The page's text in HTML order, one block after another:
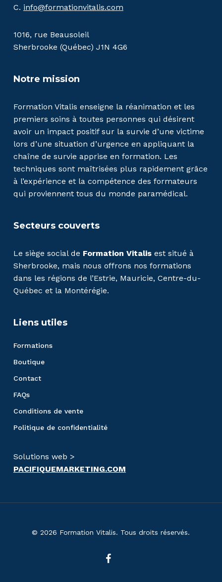
C. info@formationvitalis.com
1016, rue Beausoleil
Sherbrooke (Québec) J1N 4G6
Notre mission
Formation Vitalis enseigne la réanimation et les
premiers soins à toutes personnes qui désirent
avoir un impact positif sur la survie d’une victime
lors d’une situation d’urgence en appliquant la
chaîne de survie apprise en formation. Les
techniques sont maîtrisées plus rapidement grâce
à l’expérience et la compétence des formateurs
qui proviennent tous du monde paramédical.
Secteurs couverts
Le siège social de Formation Vitalisest situé à
Sherbrooke, mais nous offrons nos formations
dans les régions de l’Estrie, Mauricie, Centre-du-
Québec et la Montérégie.
Liens utiles
Formations
Boutique
Contact
FAQs
Conditions de vente
Politique de confidentialité
Solutions web >
PACIFIQUEMARKETING.COM
© 2026 Formation Vitalis. Tous droits réservés.
facebook